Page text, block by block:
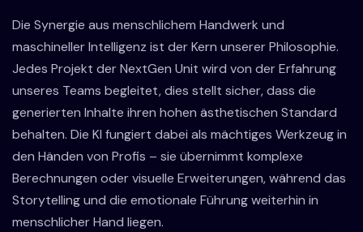
Die Synergie aus menschlichem Handwerk und
maschineller Intelligenz ist der Kern unserer Philosophie.
Jedes Projekt der NextGen Unit wird von der Erfahrung
unseres Teams begleitet, dies stellt sicher, dass die
generierten Inhalte ihren hohen ästhetischen Standard
behalten. Die KI fungiert dabei als mächtiges Werkzeug in
den Händen von Profis – sie übernimmt komplexe
Berechnungen oder visuelle Erweiterungen, während das
Storytelling und die emotionale Führung weiterhin in
menschlicher Hand liegen.